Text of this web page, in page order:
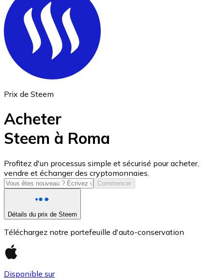
Ethereum
ETH
USD Coin
USDC
Prix de Steem
Acheter
Steem à Roma
Profitez d'un processus simple et sécurisé pour acheter,
vendre et échanger des cryptomonnaies.
Commencer
Détails du prix de Steem
Téléchargez notre portefeuille d'auto-conservation
Disponible sur